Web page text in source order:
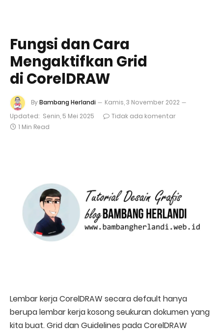
Fungsi dan Cara
Mengaktifkan Grid
di CorelDRAW
ByBambang Herlandi
Kamis, 3 November 2022
Updated: Senin, 5 Mei 2025
Tidak ada komentar
1 Min Read
Lembar kerja CorelDRAW secara default hanya
berupa lembar kerja kosong seukuran dokumen yang
kita buat. Grid dan Guidelines pada CorelDRAW